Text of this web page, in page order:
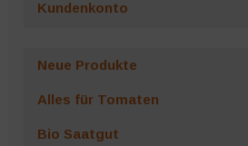
Kundenkonto
Neue Produkte
Alles für Tomaten
Bio Saatgut